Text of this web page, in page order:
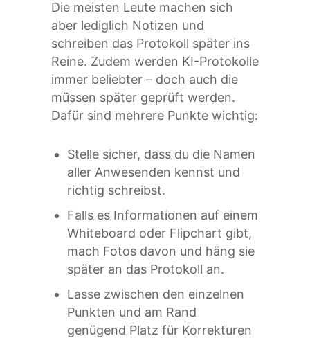
Die meisten Leute machen sich
aber lediglich Notizen und
schreiben das Protokoll später ins
Reine. Zudem werden KI-Protokolle
immer beliebter – doch auch die
müssen später geprüft werden.
Dafür sind mehrere Punkte wichtig:
Stelle sicher, dass du die Namen
aller Anwesenden kennst und
richtig schreibst.
Falls es Informationen auf einem
Whiteboard oder Flipchart gibt,
mach Fotos davon und häng sie
später an das Protokoll an.
Lasse zwischen den einzelnen
Punkten und am Rand
genügend Platz für Korrekturen